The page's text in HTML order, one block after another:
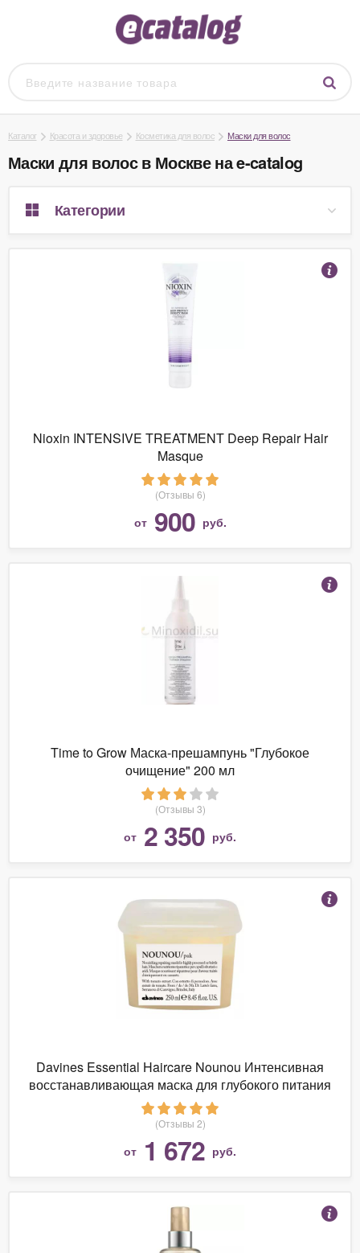
Каталог Красота и здоровье Косметика для волос Маски для волос
Маски для волос в Москве на e-catalog
Категории
Nioxin INTENSIVE TREATMENT Deep Repair Hair
Masque
(Отзывы 6)
от 900 руб.
Time to Grow Маска-прешампунь "Глубокое
очищение" 200 мл
(Отзывы 3)
от 2 350 руб.
Davines Essential Haircare Nounou Интенсивная
восстанавливающая маска для глубокого питания
волос
(Отзывы 2)
от 1 672 руб.